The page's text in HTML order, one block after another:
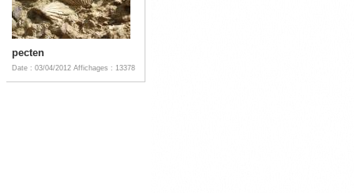
pecten
Date : 03/04/2012 Affichages : 13378